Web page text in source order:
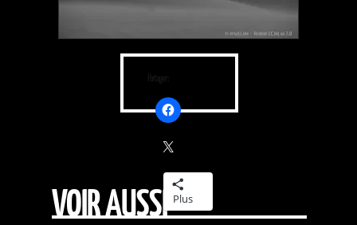
Plus
VOIR AUSSI